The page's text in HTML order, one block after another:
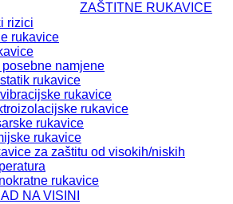
ZAŠTITNE RUKAVICE
rizici
rukavice
namjene
rukavice
rukavice
rukavice
rukavice
rukavice
za zaštitu od visokih/niskih
rukavice
NA VISINI